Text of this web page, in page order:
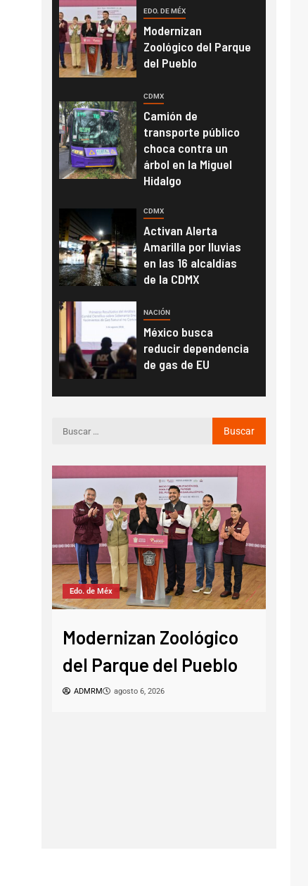
EDO. DE MÉX
Modernizan
Zoológico del Parque
del Pueblo
CDMX
Camión de
transporte público
choca contra un
árbol en la Miguel
Hidalgo
CDMX
Activan Alerta
Amarilla por lluvias
en las 16 alcaldías
de la CDMX
NACIÓN
México busca
reducir dependencia
de gas de EU
Edo. de Méx
Modernizan Zoológico
del Parque del Pueblo
ADMRM agosto 6, 2026